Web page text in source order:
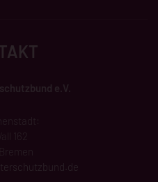
e.V.
162
.de